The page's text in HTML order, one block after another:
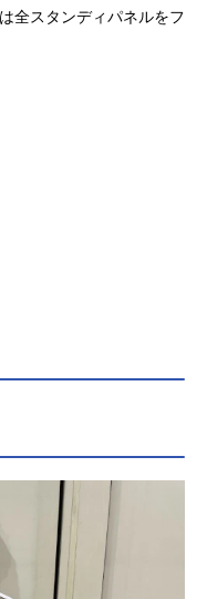
全スタンディパネルをフ